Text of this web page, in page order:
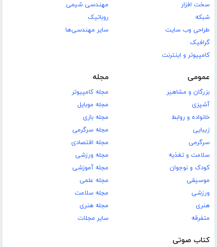
سخت افزار
شبکه
طراحی وب سایت
گرافیک
کامپیوتر و اینترنت
مهندسی شیمی
روباتیک
سایر مهندسی‌ها
عمومی
بزرگان و مشاهیر
آشپزی
خانواده و روابط
زیبایی
سرگرمی
سلامت و تغذیه
کودک و نوجوان
موسیقی
ورزشی
هنری
متفرقه
مجله
مجله کامپیوتر
مجله موبایل
مجله بازی
مجله سرگرمی
مجله اقتصادی
مجله ورزشی
مجله آموزشی
مجله علمی
مجله سلامت
مجله هنری
سایر مجلات
کتاب صوتی